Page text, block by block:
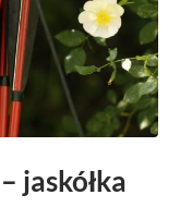
jaskółka